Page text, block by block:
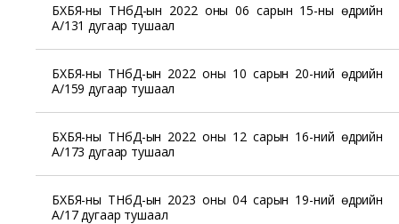
БХБЯ-ны ТНбД-ын 2022 оны 06 сарын 15-ны өдрийн
А/131 дугаар тушаал
БХБЯ-ны ТНбД-ын 2022 оны 10 сарын 20-ний өдрийн
А/159 дугаар тушаал
БХБЯ-ны ТНбД-ын 2022 оны 12 сарын 16-ний өдрийн
А/173 дугаар тушаал
БХБЯ-ны ТНбД-ын 2023 оны 04 сарын 19-ний өдрийн
А/17 дугаар тушаал